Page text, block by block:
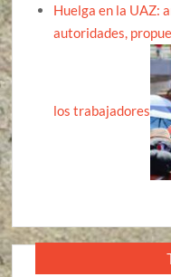
Huelga en la UAZ:
autoridades,
los trabajadores